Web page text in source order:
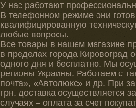
У нас работают
В телефонном режиме они
квалифицированную
любые вопросы.
Все товары в нашем магазине
в пределах города Кировоград
одного дня и бесплатно. Мы
регионы Украины. Работаем с
почта», «Автолюкс» и др. При
грн. доставка осуществляется
случаях – оплата за счет